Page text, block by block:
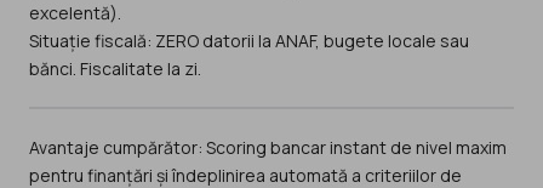
excelentă).
Situație fiscală: ZERO datorii la ANAF, bugete locale sau
bănci. Fiscalitate la zi.
Avantaje cumpărător: Scoring bancar instant de nivel maxim
pentru finanțări și îndeplinirea automată a criteriilor de